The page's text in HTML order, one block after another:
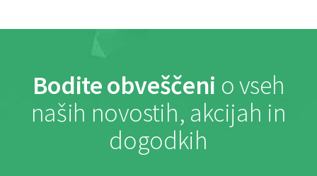
Bodite obveščeni o vseh
naših novostih, akcijah in
dogodkih